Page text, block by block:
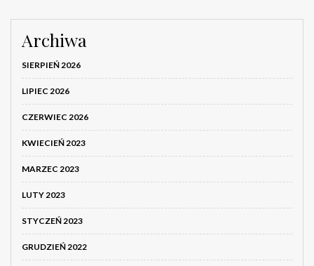
Archiwa
SIERPIEŃ 2026
LIPIEC 2026
CZERWIEC 2026
KWIECIEŃ 2023
MARZEC 2023
LUTY 2023
STYCZEŃ 2023
GRUDZIEŃ 2022